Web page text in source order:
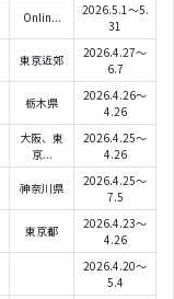
Onlin...
2026.5.1～5.
31
東京近郊
2026.4.27～
6.7
栃木県
2026.4.26～
4.26
大阪、東
京...
2026.4.25～
4.26
神奈川県
2026.4.25～
7.5
東京都
2026.4.23～
4.26
2026.4.20～
5.4